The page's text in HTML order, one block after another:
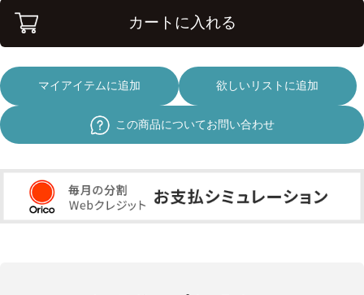
カートに入れる
マイアイテムに追加 欲しいリストに追加
この商品についてお問い合わせ